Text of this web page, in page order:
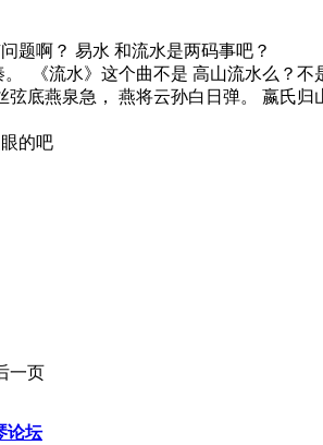
题啊？ 易水 和流水是两码事吧？
《流水》这个曲不是 高山流水么？不
弦底燕泉急， 燕将云孙白日弹。 嬴氏归
的吧
一页
论坛